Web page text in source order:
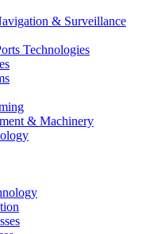
& Surveillance
Technologies
& Machinery